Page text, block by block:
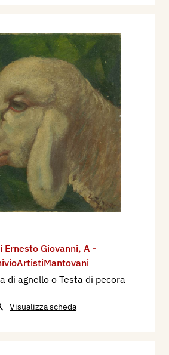
Ernesto Giovanni, A -
di agnello o Testa di pecora
Visualizza scheda